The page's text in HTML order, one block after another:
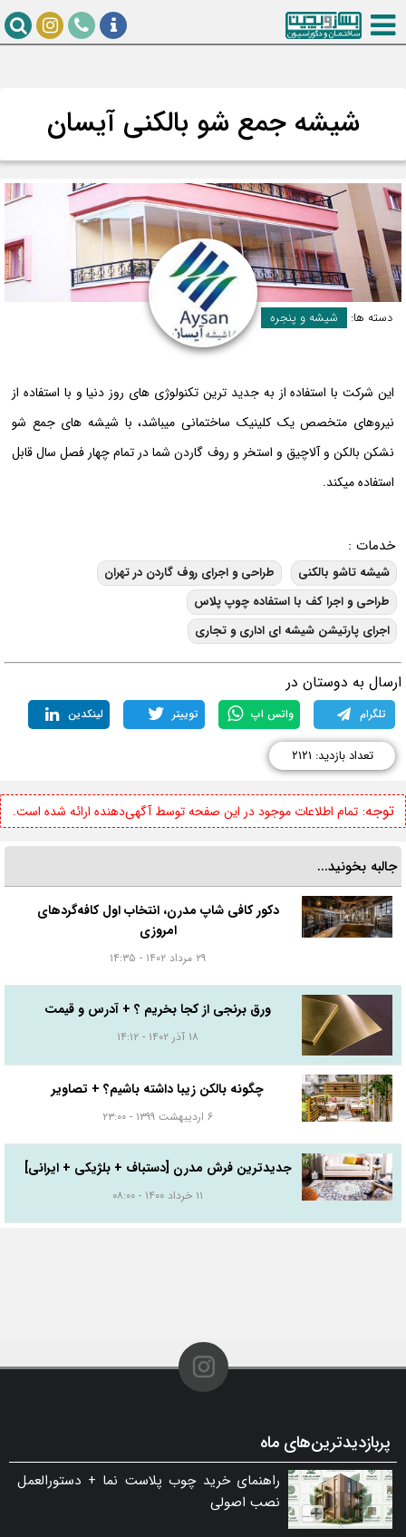
شیشه جمع شو بالکنی آیسان
دسته ها: شیشه و پنجره
این شرکت با استفاده از به جدید ترین تکنولوژی های روز دنیا و با استفاده از
نیروهای متخصص یک کلینیک ساختمانی میباشد، با شیشه های جمع شو
نشکن بالکن و آلاچیق و استخر و روف گاردن شما در تمام چهار فصل سال قابل
استفاده میکند.
خدمات :
شیشه تاشو بالکنی
طراحی و اجرای روف گاردن در تهران
طراحی و اجرا کف با استفاده چوپ پلاس
اجرای پارتیشن شیشه ای اداری و تجاری
به دوستان در
تلگرام واتس اپ توییتر لینکدین
تعداد بازدید: ۲۱۲۱
توجه:تمام اطلاعات موجود در این صفحه توسط آگهی‌دهنده ارائه شده است.
جالبه بخونید...
دکور کافی شاپ مدرن، انتخاب اول کافه‌گردهای
امروزی
۲۹ مرداد ۱۴۰۲ - ۱۴:۳۵
ورق برنجی از کجا بخریم ؟ + آدرس و قیمت
چگونه بالكن زیبا داشته باشیم؟ + تصاویر
جدیدترین فرش مدرن [دستباف + بلژیکی + ایرانی]
پربازدیدترین‌های ماه
راهنمای خرید چوب پلاست نما + دستورالعمل
نصب اصولی